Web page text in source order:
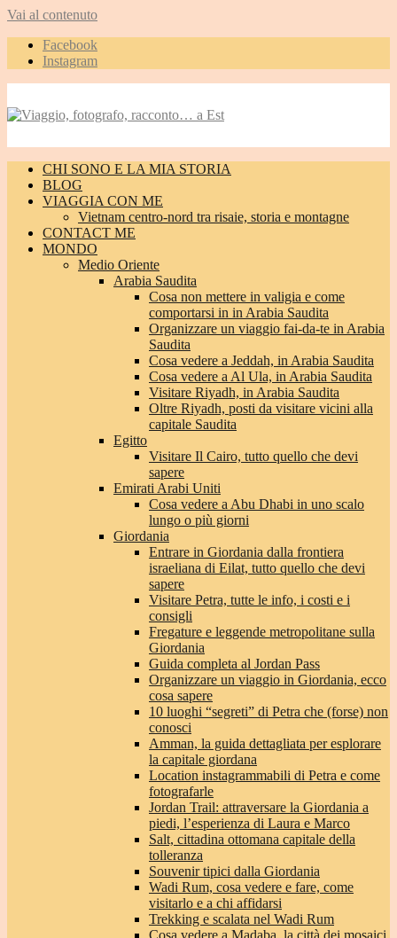
Vai al contenuto
Facebook
Instagram
CHI SONO E LA MIA STORIA
BLOG
VIAGGIA CON ME
Vietnam centro-nord tra risaie, storia e montagne
CONTACT ME
MONDO
Medio Oriente
Arabia Saudita
Cosa non mettere in valigia e come
comportarsi in in Arabia Saudita
Organizzare un viaggio fai-da-te in Arabia
Saudita
Cosa vedere a Jeddah, in Arabia Saudita
Cosa vedere a Al Ula, in Arabia Saudita
Visitare Riyadh, in Arabia Saudita
Oltre Riyadh, posti da visitare vicini alla
capitale Saudita
Egitto
Visitare Il Cairo, tutto quello che devi
sapere
Emirati Arabi Uniti
Cosa vedere a Abu Dhabi in uno scalo
lungo o più giorni
Giordania
Entrare in Giordania dalla frontiera
israeliana di Eilat, tutto quello che devi
sapere
Visitare Petra, tutte le info, i costi e i
consigli
Fregature e leggende metropolitane sulla
Giordania
Guida completa al Jordan Pass
Organizzare un viaggio in Giordania, ecco
cosa sapere
10 luoghi “segreti” di Petra che (forse) non
conosci
Amman, la guida dettagliata per esplorare
la capitale giordana
Location instagrammabili di Petra e come
fotografarle
Jordan Trail: attraversare la Giordania a
piedi, l’esperienza di Laura e Marco
Salt, cittadina ottomana capitale della
tolleranza
Souvenir tipici dalla Giordania
Wadi Rum, cosa vedere e fare, come
visitarlo e a chi affidarsi
Trekking e scalata nel Wadi Rum
Cosa vedere a Madaba, la città dei mosaici